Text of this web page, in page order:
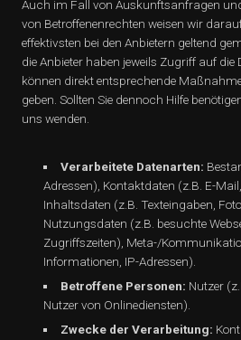
Auch im Fall von Auskunftsanfragen
von Betroffenenrechten weisen wir
effektivsten bei den Anbietern geltend
die Anbieter haben jeweils Zugriff auf die
können direkt entsprechende
geben. Sollten Sie dennoch Hilfe
uns wenden.
Verarbeitete Datenarten:
Adressen), Kontaktdaten (z.B. E-
Inhaltsdaten (z.B. Texteingaben,
Nutzungsdaten (z.B. besuchte
Zugriffszeiten), Meta-/
Informationen, IP-Adressen).
Betroffene Personen: Nutzer
Nutzer von Onlinediensten).
Zwecke der Verarbeitung: